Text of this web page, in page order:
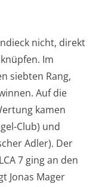
nicht, direkt
Im
siebten Rang,
Auf die
kamen
Club) und
Adler). Der
7 ging an den
Jonas Mager